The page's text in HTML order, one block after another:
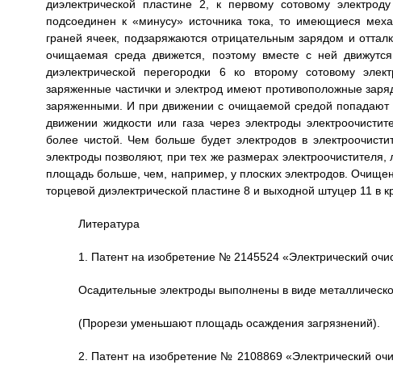
диэлектрической пластине 2, к первому сотовому
подсоединен к «минусу» источника тока, то имеющиеся
граней ячеек, подзаряжаются отрицательным зарядом и
очищаемая среда движется, поэтому вместе с ней
диэлектрической перегородки 6 ко второму сотовому
заряженные частички и электрод имеют противоположные
заряженными. И при движении с очищаемой средой попадают
движении жидкости или газа через электроды
более чистой. Чем больше будет электродов в
электроды позволяют, при тех же размерах
площадь больше, чем, например, у плоских электродов.
торцевой диэлектрической пластине 8 и выходной штуцер 11 в
Литература
1. Патент на изобретение № 2145524 «Электрический
Осадительные электроды выполнены в виде
(Прорези уменьшают площадь осаждения загрязнений).
2. Патент на изобретение № 2108869 «Электрический